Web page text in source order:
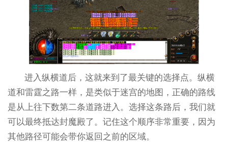
进入纵横道后，这就来到了最关键的选择点。纵横
道和雷霆之路一样，是类似于迷宫的地图，正确的路线
是从上往下数第二条道路进入。选择这条路后，我们就
可以最终抵达封魔殿了。记住这个顺序非常重要，因为
其他路径可能会带你返回之前的区域。